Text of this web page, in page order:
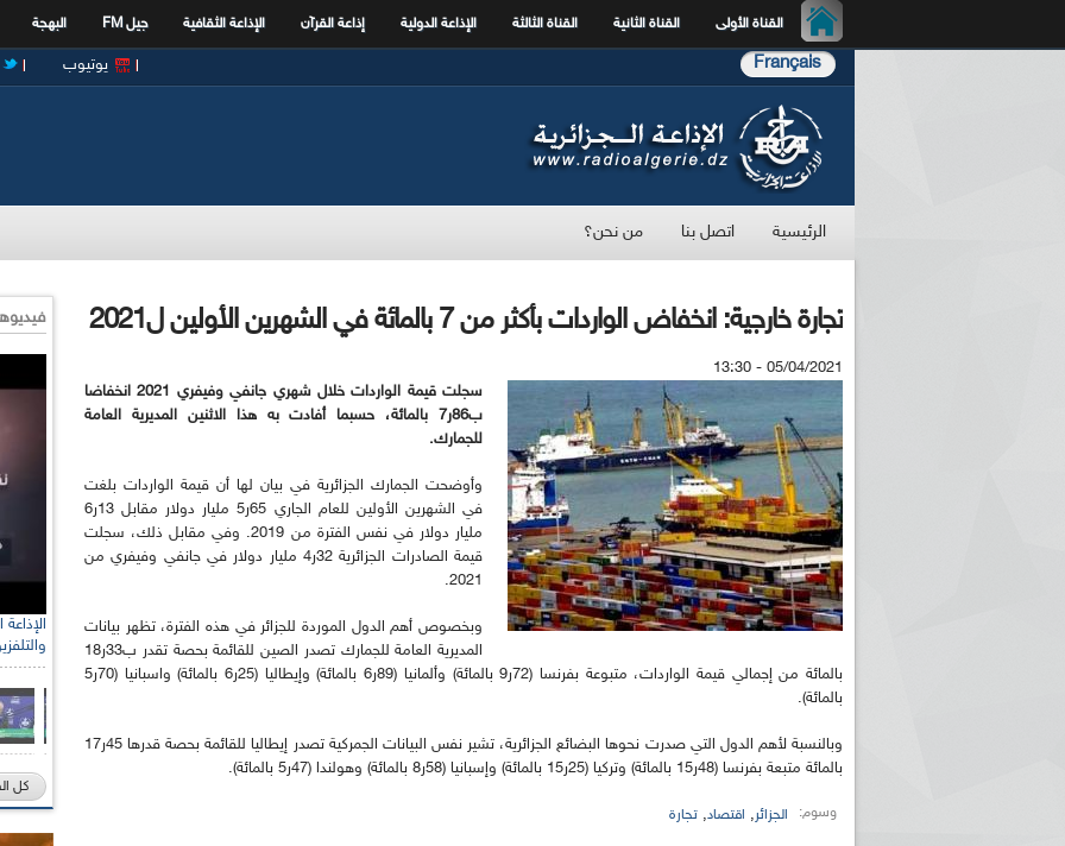
القناة الأولى القناة الثانية القناة الثالثة الإذاعة الدولية إذاعة القرآن الإذاعة الثقافية جيل FM البهجة
Français يوتيوب
الرئيسية اتصل بنا من نحن؟
تجارة خارجية: انخفاض الواردات بأكثر من 7 بالمائة في الشهرين الأولين ل2021
05/04/2021 - 13:30
سجلت قيمة الواردات خلال شهري جانفي وفيفري 2021 انخفاضا
ب86ر7 بالمائة، حسبما أفادت به هذا الاثنين المديرية العامة
للجمارك.
وأوضحت الجمارك الجزائرية في بيان لها أن قيمة الواردات بلغت
في الشهرين الأولين للعام الجاري 65ر5 مليار دولار مقابل 13ر6
مليار دولار في نفس الفترة من 2019. وفي مقابل ذلك، سجلت
قيمة الصادرات الجزائرية 32ر4 مليار دولار في جانفي وفيفري من
2021.
وبخصوص أهم الدول الموردة للجزائر في هذه الفترة، تظهر بيانات
المديرية العامة للجمارك تصدر الصين للقائمة بحصة تقدر ب33ر18
بالمائة من إجمالي قيمة الواردات، متبوعة بفرنسا (72ر9 بالمائة) وألمانيا (89ر6 بالمائة) وإيطاليا (25ر6 بالمائة) واسبانيا (70ر5
بالمائة).
وبالنسبة لأهم الدول التي صدرت نحوها البضائع الجزائرية، تشير نفس البيانات الجمركية تصدر إيطاليا للقائمة بحصة قدرها 45ر17
بالمائة متبعة بفرنسا (48ر15 بالمائة) وتركيا (25ر15 بالمائة) وإسبانيا (58ر8 بالمائة) وهولندا (47ر5 بالمائة).
وسوم: الجزائر, اقتصاد, تجارة
كل